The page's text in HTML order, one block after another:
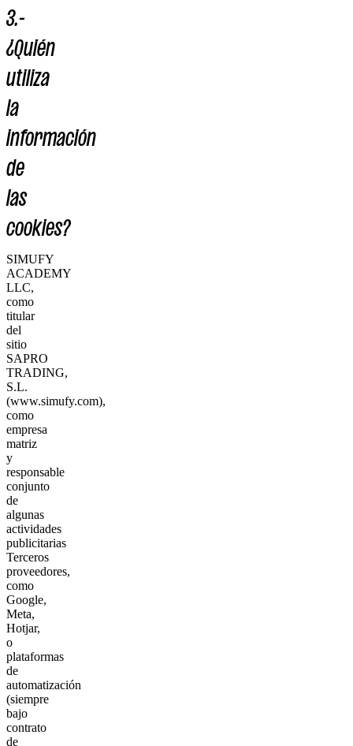
3.-
¿Quién
utiliza
la
información
de
las
cookies?
SIMUFY
ACADEMY
LLC,
como
titular
del
sitio
SAPRO
TRADING,
S.L.
(www.simufy.com),
como
empresa
matriz
y
responsable
conjunto
de
algunas
actividades
publicitarias
Terceros
proveedores,
como
Google,
Meta,
Hotjar,
o
plataformas
de
automatización
(siempre
bajo
contrato
de